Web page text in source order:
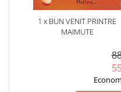
1 x BUN VENIT PRINTRE
MAIMUTE